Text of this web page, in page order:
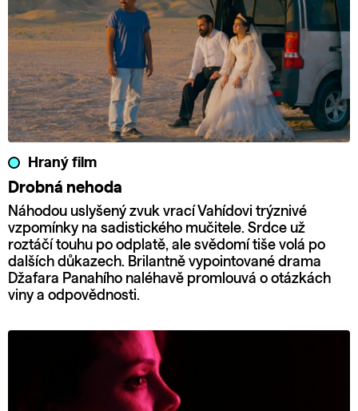
Hraný film
Drobná nehoda
Náhodou uslyšený zvuk vrací Vahídovi trýznivé
vzpomínky na sadistického mučitele. Srdce už
roztáčí touhu po odplatě, ale svědomí tiše volá po
dalších důkazech. Brilantně vypointované drama
Džafara Panahího naléhavě promlouvá o otázkách
viny a odpovědnosti.